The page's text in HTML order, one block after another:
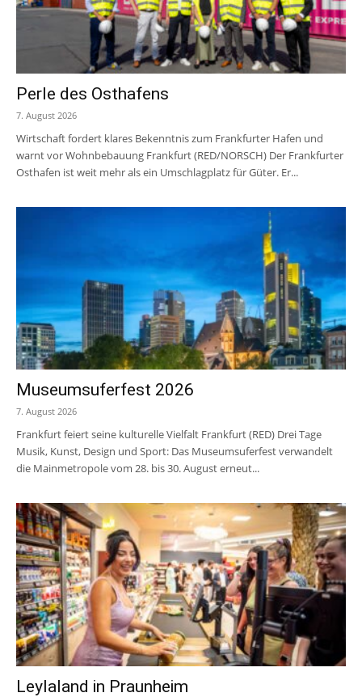
Perle des Osthafens
7. August 2026
Wirtschaft fordert klares Bekenntnis zum Frankfurter Hafen und
warnt vor Wohnbebauung Frankfurt (RED/NORSCH) Der Frankfurter
Osthafen ist weit mehr als ein Umschlagplatz für Güter. Er...
Museumsuferfest 2026
7. August 2026
Frankfurt feiert seine kulturelle Vielfalt Frankfurt (RED) Drei Tage
Musik, Kunst, Design und Sport: Das Museumsuferfest verwandelt
die Mainmetropole vom 28. bis 30. August erneut...
Leylaland in Praunheim